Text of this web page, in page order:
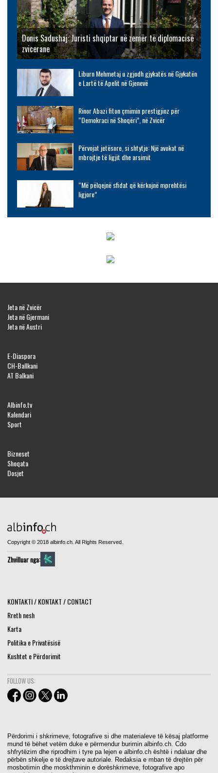
Donis Sadushaj: Juristi shqiptar në zemër të diplomacisë
zvicerane
Liburn Mehmetaj u zgjodh gjykatës në Gjykatën
e Lartë të Apelit në Gjenevë
Rinor Abazi fiton çmimin prestigjioz për
“Demokraci në Shoqëri”, në Zvicër
Përvojat jetësore, si shtytje: Një avokat në
mbrojtje të ligjit dhe arsimit
“Më pëlqejnë sfidat që kërkojnë mprehtësi
ligjore”
Jeta në Zvicër
Jeta në Gjermani
Jeta në Austri
E-Diaspora
CH-Ballkani
AT Balkani
Albinfo.tv
Kalendari
Sport
Bizneset
Shoqata
Dosjet
Copyright © 2018 albinfo.ch. All Rights Reserved.
Zhvilluar nga:
KONTAKTI / KONTAKT / CONTACT
Rreth nesh
Karta
Politika e Privatësisë
Kushtet e Përdorimit
FOLLOW US:
Përdorimi i shkrimeve, fotografive si dhe materialeve të kësaj platforme
mund të bëhet vetëm duke e përmendur burimin albinfo.ch. Cdo
shfrytëzim dhe riprodhim i tyre pa lejen e albinfo.ch është i ndaluar dhe
përbën shkelje e të drejtave autoriale. Redaksia e mban të drejtën për
mosbotimin dhe moskthminin e dorëshkrimeve, fotografive apo